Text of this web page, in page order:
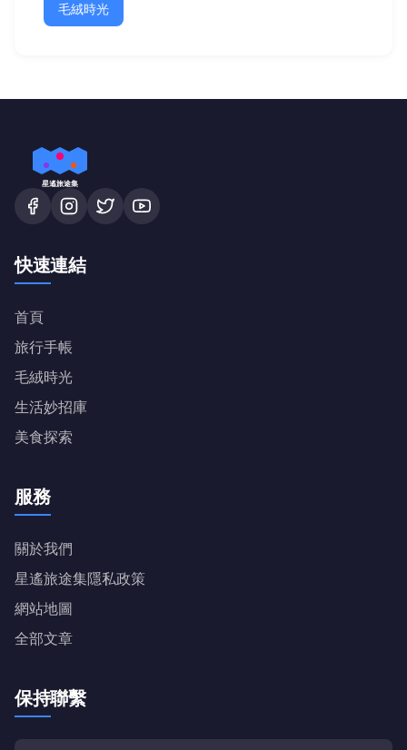
毛絨時光
星遙旅途集
快速連結
首頁
旅行手帳
毛絨時光
生活妙招庫
美食探索
服務
關於我們
星遙旅途集隱私政策
網站地圖
全部文章
保持聯繫